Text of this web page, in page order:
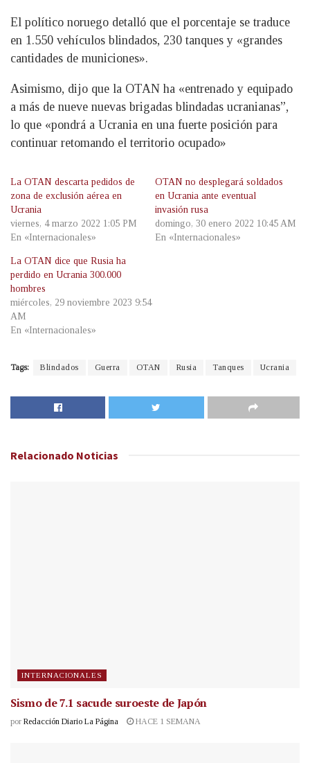
El político noruego detalló que el porcentaje se traduce
en 1.550 vehículos blindados, 230 tanques y «grandes
cantidades de municiones».
Asimismo, dijo que la OTAN ha «entrenado y equipado
a más de nueve nuevas brigadas blindadas ucranianas”,
lo que «pondrá a Ucrania en una fuerte posición para
continuar retomando el territorio ocupado»
La OTAN descarta pedidos de
zona de exclusión aérea en
Ucrania
viernes, 4 marzo 2022 1:05 PM
En «Internacionales»
OTAN no desplegará soldados
en Ucrania ante eventual
invasión rusa
domingo, 30 enero 2022 10:45 AM
En «Internacionales»
La OTAN dice que Rusia ha
perdido en Ucrania 300.000
hombres
miércoles, 29 noviembre 2023 9:54
AM
En «Internacionales»
Tags: Blindados Guerra OTAN Rusia Tanques Ucrania
Relacionado Noticias
INTERNACIONALES
Sismo de 7.1 sacude suroeste de Japón
por Redacción Diario La Página HACE 1 SEMANA